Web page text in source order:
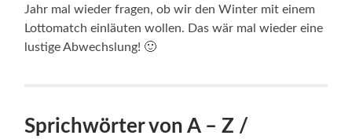
Jahr mal wieder fragen, ob wir den Winter mit einem
Lottomatch einläuten wollen. Das wär mal wieder eine
lustige Abwechslung! 🙂
Sprichwörter von A – Z /